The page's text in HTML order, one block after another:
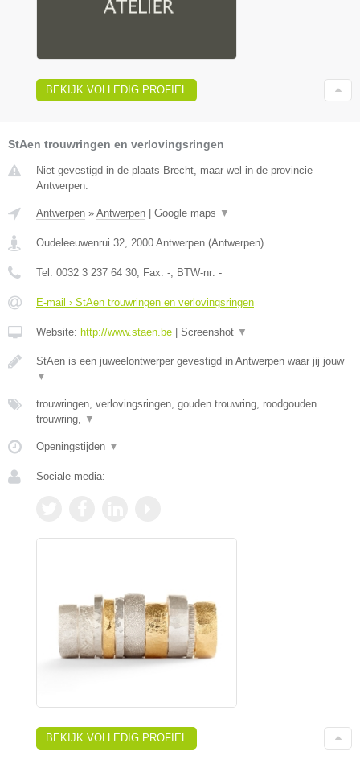
BEKIJK VOLLEDIG PROFIEL
StAen trouwringen en verlovingsringen
Niet gevestigd in de plaats Brecht, maar wel in de provincie
Antwerpen.
Antwerpen » Antwerpen Google maps ▼
Oudeleeuwenrui 32, 2000 Antwerpen (Antwerpen)
Tel: 0032 3 237 64 30, Fax: -, BTW-nr: -
E-mail › StAen trouwringen en verlovingsringen
Website: http://www.staen.be Screenshot ▼
StAen is een juweelontwerper gevestigd in Antwerpen waar jij jouw
▼
trouwringen, verlovingsringen, gouden trouwring, roodgouden
trouwring, ▼
Openingstijden ▼
Sociale media:
BEKIJK VOLLEDIG PROFIEL